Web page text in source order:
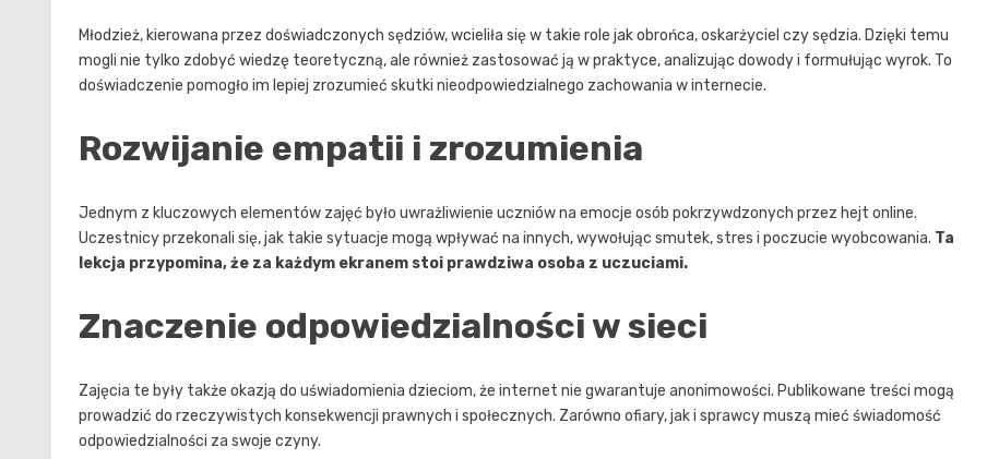
Młodzież, kierowana przez doświadczonych sędziów, wcieliła się w takie role jak obrońca, oskarżyciel czy sędzia. Dzięki temu
mogli nie tylko zdobyć wiedzę teoretyczną, ale również zastosować ją w praktyce, analizując dowody i formułując wyrok. To
doświadczenie pomogło im lepiej zrozumieć skutki nieodpowiedzialnego zachowania w internecie.
Rozwijanie empatii i zrozumienia
Jednym z kluczowych elementów zajęć było uwrażliwienie uczniów na emocje osób pokrzywdzonych przez hejt online.
Uczestnicy przekonali się, jak takie sytuacje mogą wpływać na innych, wywołując smutek, stres i poczucie wyobcowania. Ta
lekcja przypomina, że za każdym ekranem stoi prawdziwa osoba z uczuciami.
Znaczenie odpowiedzialności w sieci
Zajęcia te były także okazją do uświadomienia dzieciom, że internet nie gwarantuje anonimowości. Publikowane treści mogą
prowadzić do rzeczywistych konsekwencji prawnych i społecznych. Zarówno ofiary, jak i sprawcy muszą mieć świadomość
odpowiedzialności za swoje czyny.